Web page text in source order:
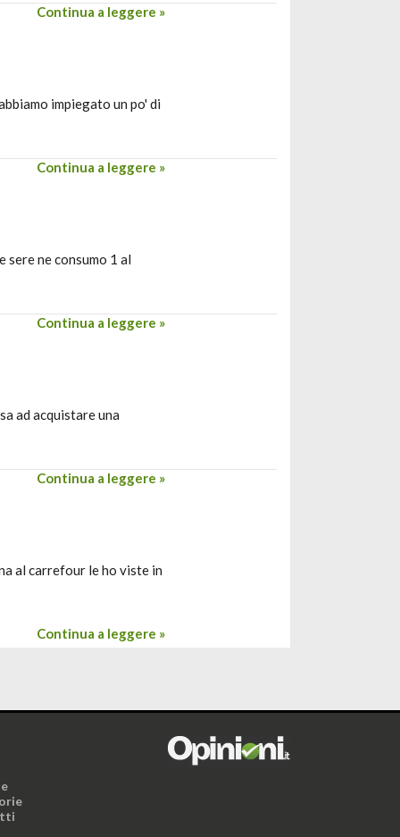
Continua a leggere »
impiegato un po' di
Continua a leggere »
ne consumo 1 al
Continua a leggere »
ad acquistare una
Continua a leggere »
al carrefour le ho viste in
Continua a leggere »